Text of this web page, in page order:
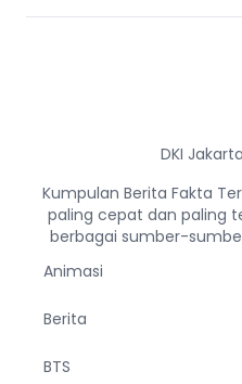
DKI
Kumpulan Berita Fakta
paling cepat dan paling
berbagai sumber-
Animasi
Berita
BTS